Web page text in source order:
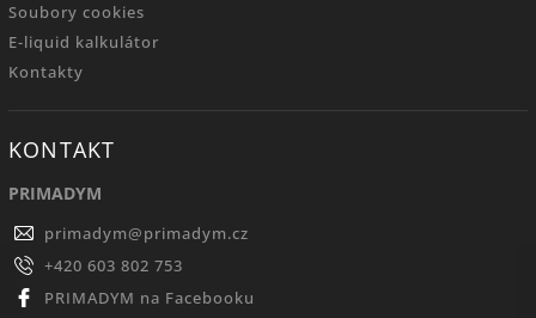
Soubory cookies
E-liquid kalkulátor
Kontakty
KONTAKT
PRIMADYM
primadym@primadym.cz
+420 603 802 753
PRIMADYM na Facebooku